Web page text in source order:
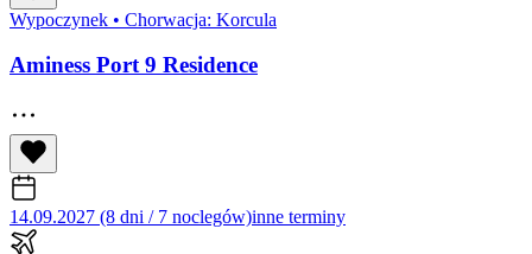
Wypoczynek • Chorwacja: Korcula
Aminess Port 9 Residence
14.09.2027 (8 dni / 7 noclegów)inne terminy